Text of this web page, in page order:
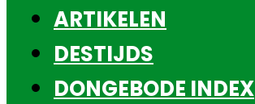
ARTIKELEN
DESTIJDS
DONGEBODE INDEX